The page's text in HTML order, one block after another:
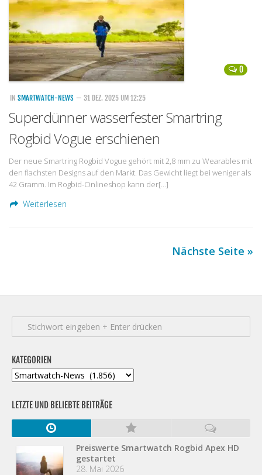
0
IN SMARTWATCH-NEWS — 31 DEZ. 2025 UM 12:25
Superdünner wasserfester Smartring
Rogbid Vogue erschienen
Der neue Smartring Rogbid Vogue gehört mit 2,8 mm zu Wearables mit
den flachsten Designs auf den Markt. Das Gewicht liegt bei weniger als
42 Gramm. Im Rogbid-Onlineshop kann der[…]
Weiterlesen
Nächste Seite »
KATEGORIEN
Kategorien
LETZTE UND BELIEBTE BEITRÄGE
Preiswerte Smartwatch Rogbid Apex HD
gestartet
28. Mai 2026